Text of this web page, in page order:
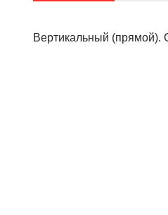
Вертикальный (прямой).